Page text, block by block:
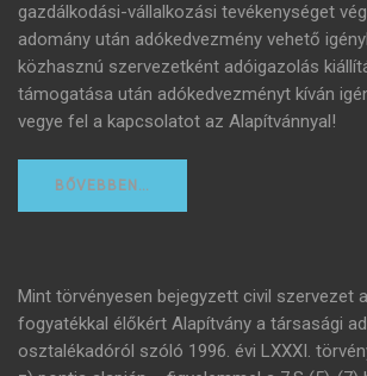
gazdálkodási-vállalkozási tevékenységet
adomány után adókedvezmény vehető
közhasznú szervezetként adóigazolás
támogatása után adókedvezményt kíván
vegye fel a kapcsolatot az Alapítvánnyal!
BŐVEBBEN…
Mint törvényesen bejegyzett civil szervezet
fogyatékkal élőkért Alapítvány a társasági
osztalékadóról szóló 1996. évi LXXXI.